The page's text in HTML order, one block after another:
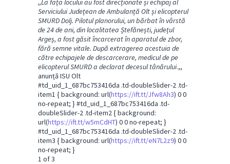
,,La fața locului au fost direcționate și echipaj al
Serviciului Județean de Ambulanță Olt și elicopterul
SMURD Dolj. Pilotul planorului, un bărbat în vârstă
de 24 de ani, din localitatea Ștefănești, județul
Argeș, a fost găsit încarcerat în aparatul de zbor,
fără semne vitale. După extragerea acestuia de
către echipajele de descarcerare, medicul de pe
elicopterul SMURD a declarat decesul tânărului.,,
anunță ISU Olt
#td_uid_1_687bc753416da .td-doubleSlider-2 .td-
item1 { background: url(https://ift.tt/Jfw8Ah3) 0 0
no-repeat; } #td_uid_1_687bc753416da .td-
doubleSlider-2 .td-item2 { background:
url(https://ift.tt/w5mCdHT) 0 0 no-repeat; }
#td_uid_1_687bc753416da .td-doubleSlider-2 .td-
item3 { background: url(https://ift.tt/eN7L2z9) 0 0
no-repeat; }
1 of 3